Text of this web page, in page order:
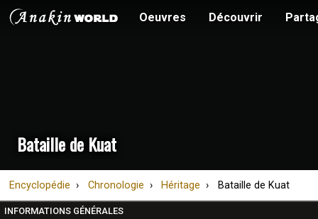
Oeuvres Découvrir
Bataille de Kuat
Encyclopédie Chronologie Héritage Bataille de Kuat
INFORMATIONS GÉNÉRALES